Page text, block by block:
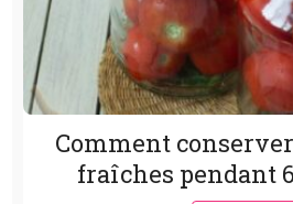
Comment
fraîches pendant